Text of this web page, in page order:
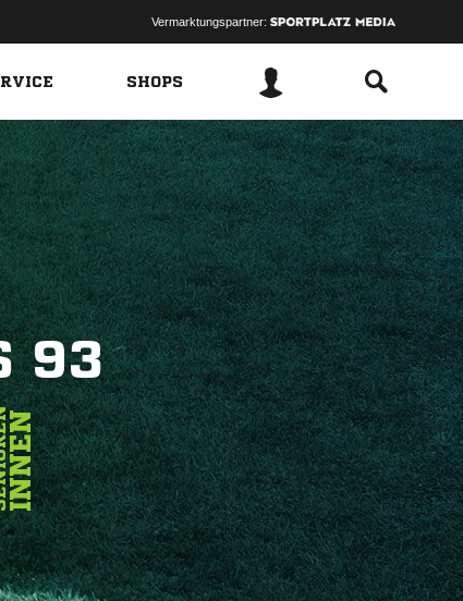
Vermarktungspartner:
SHOPS
93
INNEN